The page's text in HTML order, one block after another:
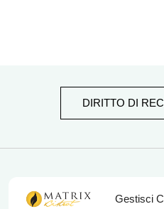
Gestisci
DIRITTO DI
matrix